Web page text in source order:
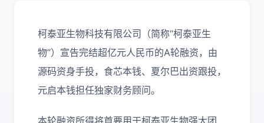
柯泰亚生物科技有限公司（简称“柯泰亚生
物”）宣告完结超亿元人民币的A轮融资，由
源码资身手投，食芯本钱、夏尔巴出资跟投，
元启本钱担任独家财务顾问。
本轮融资所得将首要用于柯泰亚生物强大团